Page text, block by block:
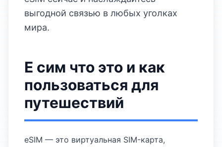
выгодной связью в любых уголках
мира.
Е сим что это и как
пользоваться для
путешествий
eSIM — это виртуальная SIM-карта,